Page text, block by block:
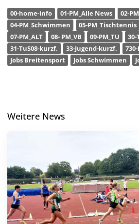
00-home-info 01-PM_Alle News
02-
04-PM_Schwimmen
05-PM_Tischtennis
07-PM_ALT
08- PM_VB 09-PM_TU
31-TuS08-kurzf.
33-Jugend-kurzf.
Jobs Breitensport
Jobs Schwimmen
Weitere News